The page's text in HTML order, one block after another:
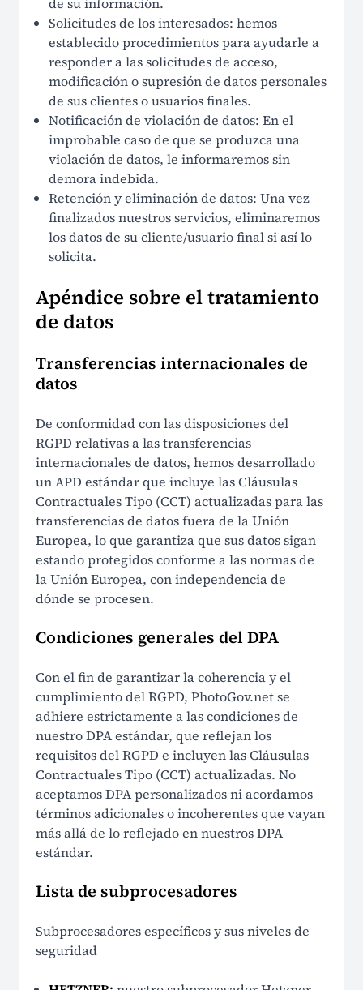
Solicitudes de los interesados: hemos
establecido procedimientos para ayudarle a
responder a las solicitudes de acceso,
modificación o supresión de datos personales
de sus clientes o usuarios finales.
Notificación de violación de datos: En el
improbable caso de que se produzca una
violación de datos, le informaremos sin
demora indebida.
Retención y eliminación de datos: Una vez
finalizados nuestros servicios, eliminaremos
los datos de su cliente/usuario final si así lo
solicita.
Apéndice sobre el tratamiento
de datos
Transferencias internacionales de
datos
De conformidad con las disposiciones del
RGPD relativas a las transferencias
internacionales de datos, hemos desarrollado
un APD estándar que incluye las Cláusulas
Contractuales Tipo (CCT) actualizadas para las
transferencias de datos fuera de la Unión
Europea, lo que garantiza que sus datos sigan
estando protegidos conforme a las normas de
la Unión Europea, con independencia de
dónde se procesen.
Condiciones generales del DPA
Con el fin de garantizar la coherencia y el
cumplimiento del RGPD, PhotoGov.net se
adhiere estrictamente a las condiciones de
nuestro DPA estándar, que reflejan los
requisitos del RGPD e incluyen las Cláusulas
Contractuales Tipo (CCT) actualizadas. No
aceptamos DPA personalizados ni acordamos
términos adicionales o incoherentes que vayan
más allá de lo reflejado en nuestros DPA
estándar.
Lista de subprocesadores
Subprocesadores específicos y sus niveles de
seguridad